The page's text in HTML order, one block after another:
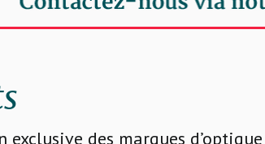
exclusive des marques